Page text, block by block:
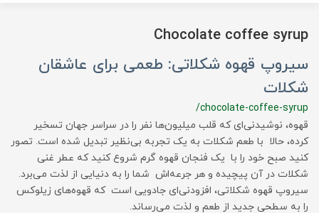
Chocolate coffee syrup
سیروپ قهوه شکلاتی: طعمی برای عاشقان
شکلات
/chocolate-coffee-syrup
قهوه، نوشیدنی‌ای که قلب میلیون‌ها نفر را در سراسر جهان تسخیر
کرده، حالا با طعم شکلات به یک تجربه بی‌نظیر تبدیل شده است. تصور
کنید صبح خود را با یک فنجان قهوه گرم شروع کنید که عطر غنی
شکلات در آن پیچیده و هر جرعه‌اش شما را به دنیایی از لذت می‌برد.
سیروپ قهوه شکلاتی، افزودنی‌ای جادویی است که قهوه‌های زیلوکس
را به سطحی جدید از طعم و لذت می‌رساند.